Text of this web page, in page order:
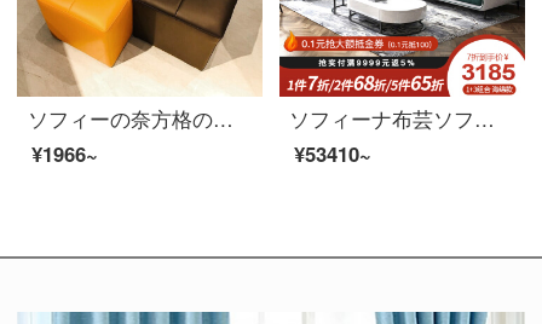
ソフィーの奈方格の腰掛けのファッション的な皮の腰掛けのソファーの腰掛けは靴の腰掛けを交換して、店は靴の腰掛けの低い腰掛けの低い腰掛けの小さい腰掛けの実の木の低い四角の腰掛けの黄色を着ます。
¥1966~
ソフィーナ布芸ソファー北欧現代簡単で、ソファの小部屋型リビングソファセットネットの赤三人が簡単に予約できます。
¥53410~